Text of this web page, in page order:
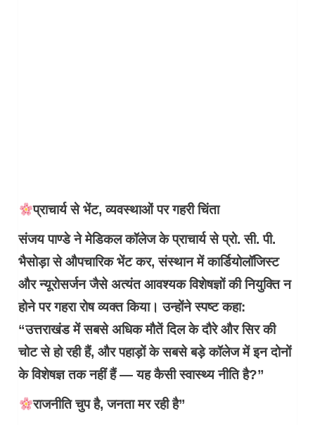
प्राचार्य से भेंट, व्यवस्थाओं पर गहरी चिंता
संजय पाण्डे ने मेडिकल कॉलेज के प्राचार्य से प्रो. सी. पी.
भैसोड़ा से औपचारिक भेंट कर, संस्थान में कार्डियोलॉजिस्ट
और न्यूरोसर्जन जैसे अत्यंत आवश्यक विशेषज्ञों की नियुक्ति न
होने पर गहरा रोष व्यक्त किया। उन्होंने स्पष्ट कहा:
“उत्तराखंड में सबसे अधिक मौतें दिल के दौरे और सिर की
चोट से हो रही हैं, और पहाड़ों के सबसे बड़े कॉलेज में इन दोनों
के विशेषज्ञ तक नहीं हैं — यह कैसी स्वास्थ्य नीति है?”
राजनीति चुप है, जनता मर रही है”